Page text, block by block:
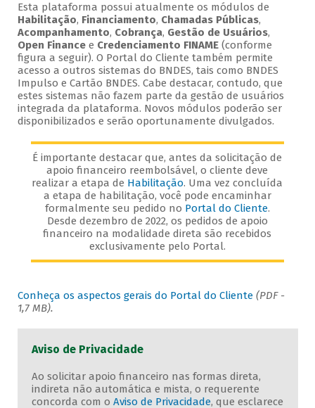
Esta plataforma possui atualmente os módulos de
Habilitação, Financiamento, Chamadas Públicas,
Acompanhamento, Cobrança, Gestão de Usuários,
Open Financee Credenciamento FINAME(conforme
figura a seguir). O Portal do Cliente também permite
acesso a outros sistemas do BNDES, tais como BNDES
Impulso e Cartão BNDES. Cabe destacar, contudo, que
estes sistemas não fazem parte da gestão de usuários
integrada da plataforma. Novos módulos poderão ser
disponibilizados e serão oportunamente divulgados.
É importante destacar que, antes da solicitação de
apoio financeiro reembolsável, o cliente deve
realizar a etapa de Habilitação. Uma vez concluída
a etapa de habilitação, você pode encaminhar
formalmente seu pedido no Portal do Cliente.
Desde dezembro de 2022, os pedidos de apoio
financeiro na modalidade direta são recebidos
exclusivamente pelo Portal.
Conheça os aspectos gerais do Portal do Cliente (PDF -
1,7 MB).
Aviso de Privacidade
Ao solicitar apoio financeiro nas formas direta,
indireta não automática e mista, o requerente
concorda com o Aviso de Privacidade, que esclarece